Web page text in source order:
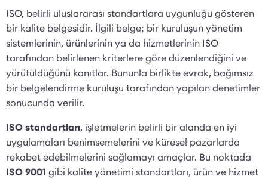
ISO, belirli uluslararası standartlara uygunluğu gösteren
bir kalite belgesidir. İlgili belge; bir kuruluşun yönetim
sistemlerinin, ürünlerinin ya da hizmetlerinin ISO
tarafından belirlenen kriterlere göre düzenlendiğini ve
yürütüldüğünü kanıtlar. Bununla birlikte evrak, bağımsız
bir belgelendirme kuruluşu tarafından yapılan denetimler
sonucunda verilir.
ISO standartları, işletmelerin belirli bir alanda en iyi
uygulamaları benimsemelerini ve küresel pazarlarda
rekabet edebilmelerini sağlamayı amaçlar. Bu noktada
ISO 9001 gibi kalite yönetimi standartları, ürün ve hizmet